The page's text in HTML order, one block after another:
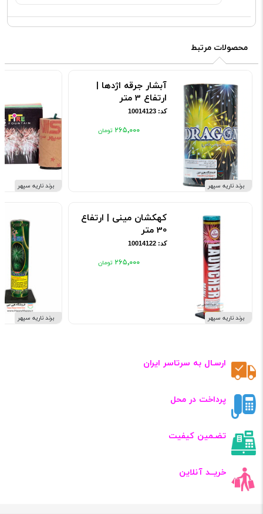
محصولات مرتبط
برند ناریه سپهر
آبشار جرقه اژدها |
ارتفاع 3 متر
کد: 10014123
۲۶۵٬۰۰۰
برند ناریه سپهر
کهکشان مینی | ارتفاع
30 متر
کد: 10014122
۲۶۵٬۰۰۰
برند ناریه سپهر
برند ناریه سپهر
ارسـال به سرتاسر ایران
پرداخت در محل
تضـمین کیفیت
خریــد آنلاین